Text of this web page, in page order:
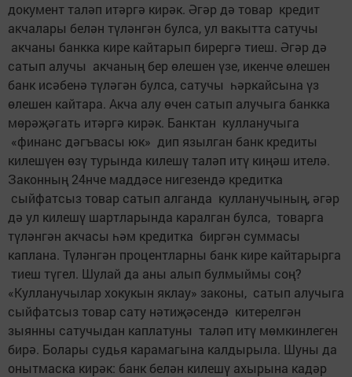
документ таләп итәргә кирәк. Әгәр дә товар кредит
акчалары белән түләнгән булса, ул вакытта сатучы
акчаны банкка кире кайтарып бирергә тиеш. Әгәр дә
сатып алучы акчаның бер өлешен үзе, икенче өлешен
банк исәбенә түләгән булса, сатучы һәркайсына үз
өлешен кайтара. Акча алу өчен сатып алучыга банкка
мөрәҗәгать итәргә кирәк. Банктан кулланучыга
«финанс дәгъвасы юк» дип язылган банк кредиты
килешүен өзү турында килешү таләп итү киңәш ителә.
Законның 24нче маддәсе нигезендә кредитка
сыйфатсыз товар сатып алганда кулланучының, әгәр
дә ул килешү шартларында каралган булса, товарга
түләнгән акчасы һәм кредитка биргән суммасы
каплана. Түләнгән процентларны банк кире кайтарырга
тиеш түгел. Шулай да аны алып булмыймы соң?
«Кулланучылар хокукын яклау» законы, сатып алучыга
сыйфатсыз товар сату нәтиҗәсендә китерелгән
зыянны сатучыдан каплатуны таләп итү мөмкинлеген
бирә. Болары судья карамагына калдырыла. Шуны да
онытмаска кирәк: банк белән килешү ахырына кадәр